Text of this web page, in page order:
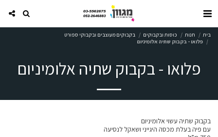
בית חנות כוסות ובקבוקים
בקבוקים מעוצבים ובקבוקי ספורט
פלואו - בקבוק שתיה אלומיניום
פלואו - בקבוק שתיה אלומיניום